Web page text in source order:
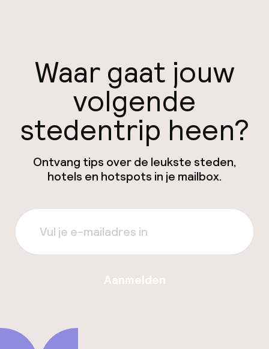
Waar gaat jouw
volgende
stedentrip heen?
Ontvang tips over de leukste steden,
hotels en hotspots in je mailbox.
Aanmelden